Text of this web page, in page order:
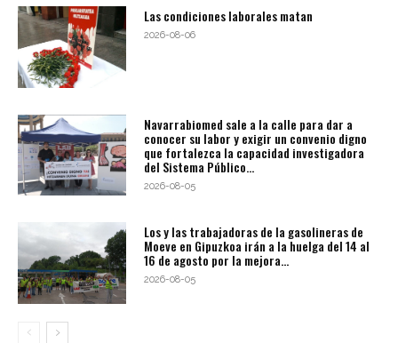
Las condiciones laborales matan
2026-08-06
Navarrabiomed sale a la calle para dar a
conocer su labor y exigir un convenio digno
que fortalezca la capacidad investigadora
del Sistema Público...
2026-08-05
Los y las trabajadoras de la gasolineras de
Moeve en Gipuzkoa irán a la huelga del 14 al
16 de agosto por la mejora...
2026-08-05